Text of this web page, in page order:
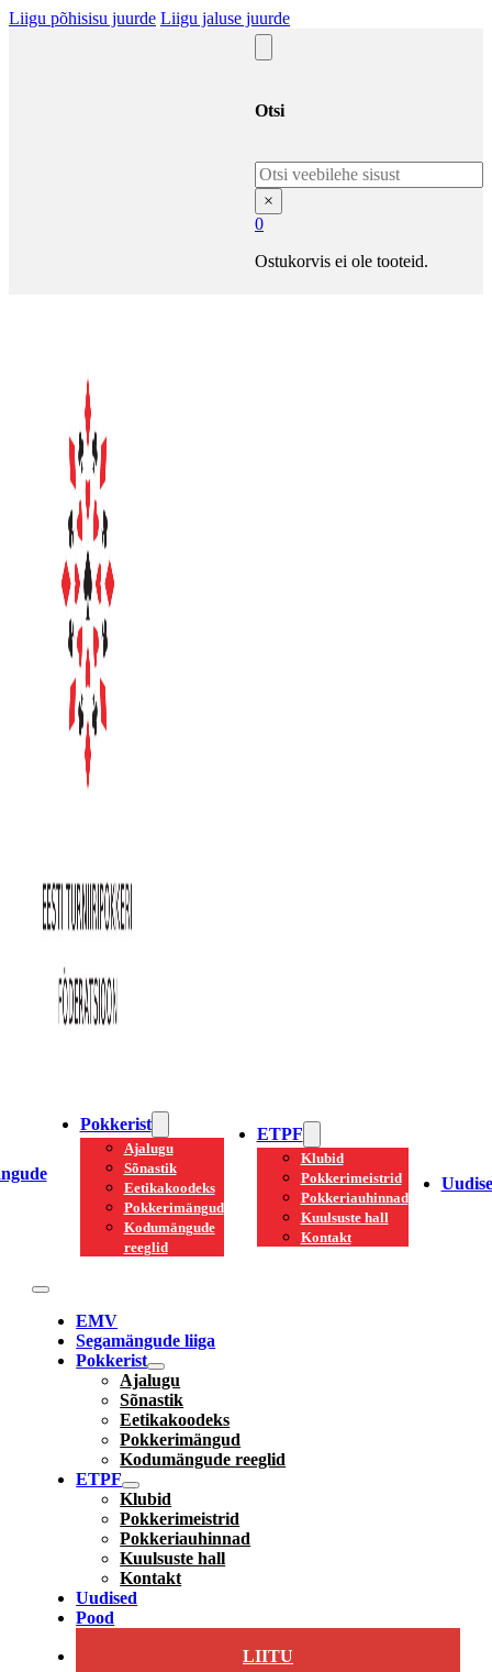
Liigu põhisisu juurde Liigu jaluse juurde
Otsi
Otsi
×
0
Ostukorvis ei ole tooteid.
Pokkerist
Ajalugu
Sõnastik
Eetikakoodeks
Pokkerimängud
Kodumängude
reeglid
ETPF
Klubid
Pokkerimeistrid
Pokkeriauhinnad
Kuulsuste hall
Kontakt
EMV
Segamängude liiga
Pokkerist
Ajalugu
Sõnastik
Eetikakoodeks
Pokkerimängud
Kodumängude reeglid
ETPF
Klubid
Pokkerimeistrid
Pokkeriauhinnad
Kuulsuste hall
Kontakt
Uudised
Pood
LIITU